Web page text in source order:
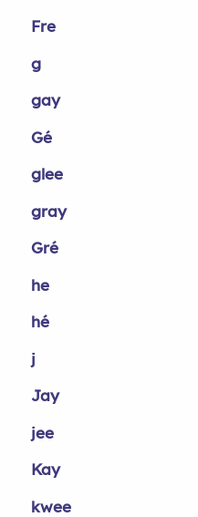
Fre
g
gay
Gé
glee
gray
Gré
he
hé
j
Jay
jee
Kay
kwee